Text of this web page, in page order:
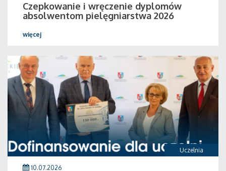
Czepkowanie i wręczenie dyplomów
absolwentom pielęgniarstwa 2026
więcej
Uczelnia
10.07.2026